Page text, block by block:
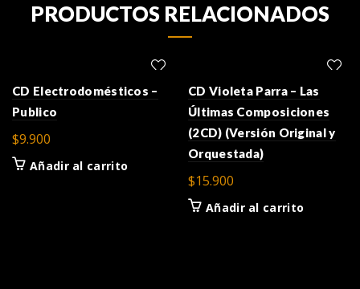
PRODUCTOS RELACIONADOS
CD Electrodomésticos –
Publico
$9.900
Añadir al carrito
CD Violeta Parra – Las
Últimas Composiciones
(2CD) (Versión Original y
Orquestada)
$15.900
Añadir al carrito